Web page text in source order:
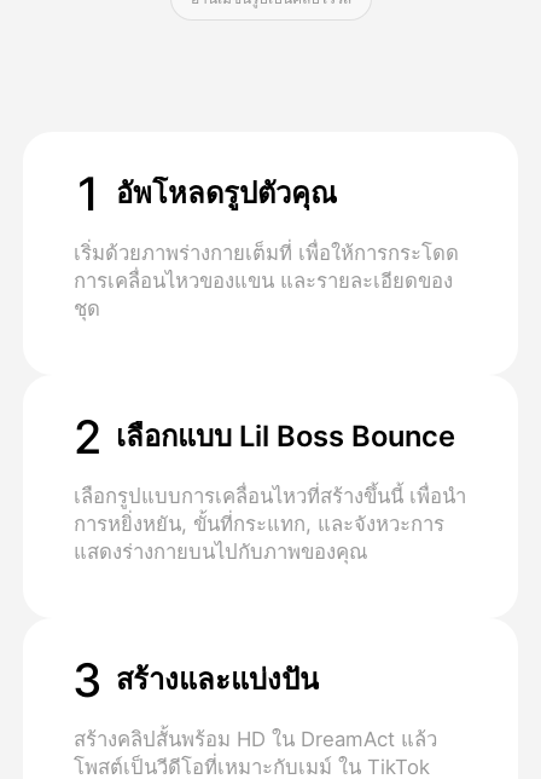
1 อัพโหลดรูปตัวคุณ
เริ่มด้วยภาพร่างกายเต็มที่ เพื่อให้การกระโดด
การเคลื่อนไหวของแขน และรายละเอียดของ
ชุด
2 เลือกแบบ Lil Boss Bounce
เลือกรูปแบบการเคลื่อนไหวที่สร้างขึ้นนี้ เพื่อนํา
การหยิ่งหยัน, ขั้นที่กระแทก, และจังหวะการ
แสดงร่างกายบนไปกับภาพของคุณ
3 สร้างและแบ่งปัน
สร้างคลิปสั้นพร้อม HD ใน DreamAct แล้ว
โพสต์เป็นวีดีโอที่เหมาะกับเมม์ ใน TikTok